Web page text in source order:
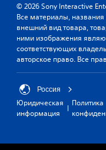
© 2026 Sony Interactive
Все материалы,
внешний вид товара,
ними изображения
соответствующих
авторское право. Все
Россия
Юридическая
информация
Политика